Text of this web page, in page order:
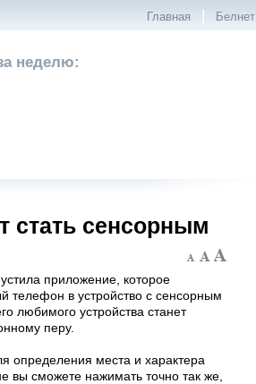
Главная | Белнет
неделю:
стать сенсорным
приложение, которое
телефон в устройство с сенсорным
любимого устройства станет
перу.
определения места и характера
вы сможете нажимать точно так же,